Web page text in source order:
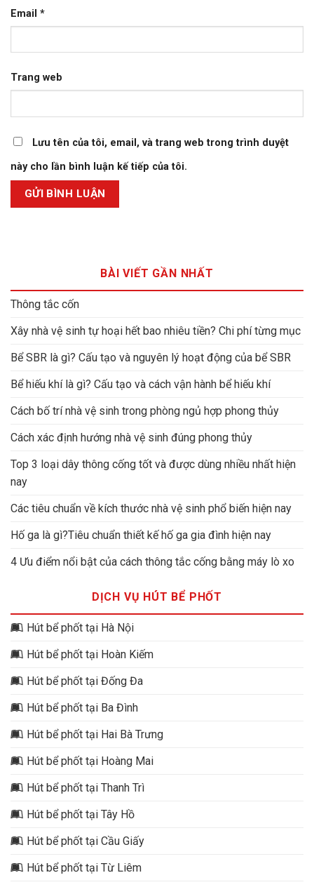
Email *
Trang web
Lưu tên của tôi, email, và trang web trong trình duyệt
này cho lần bình luận kế tiếp của tôi.
BÀI VIẾT GẦN NHẤT
Thông tắc cốn
Xây nhà vệ sinh tự hoại hết bao nhiêu tiền? Chi phí từng mục
Bể SBR là gì? Cấu tạo và nguyên lý hoạt động của bể SBR
Bể hiếu khí là gì? Cấu tạo và cách vận hành bể hiếu khí
Cách bố trí nhà vệ sinh trong phòng ngủ hợp phong thủy
Cách xác định hướng nhà vệ sinh đúng phong thủy
Top 3 loại dây thông cống tốt và được dùng nhiều nhất hiện
nay
Các tiêu chuẩn về kích thước nhà vệ sinh phổ biến hiện nay
Hố ga là gì?Tiêu chuẩn thiết kế hố ga gia đình hiện nay
4 Ưu điểm nổi bật của cách thông tắc cống bằng máy lò xo
DỊCH VỤ HÚT BỂ PHỐT
Hút bể phốt tại Hà Nội
Hút bể phốt tại Hoàn Kiếm
Hút bể phốt tại Đống Đa
Hút bể phốt tại Ba Đình
Hút bể phốt tại Hai Bà Trưng
Hút bể phốt tại Hoàng Mai
Hút bể phốt tại Thanh Trì
Hút bể phốt tại Tây Hồ
Hút bể phốt tại Cầu Giấy
Hút bể phốt tại Từ Liêm